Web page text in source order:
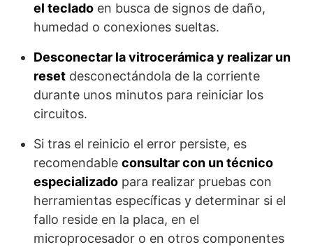
el teclado en busca de signos de daño,
humedad o conexiones sueltas.
Desconectar la vitrocerámica y realizar un
reset desconectándola de la corriente
durante unos minutos para reiniciar los
circuitos.
Si tras el reinicio el error persiste, es
recomendable consultar con un técnico
especializado para realizar pruebas con
herramientas específicas y determinar si el
fallo reside en la placa, en el
microprocesador o en otros componentes